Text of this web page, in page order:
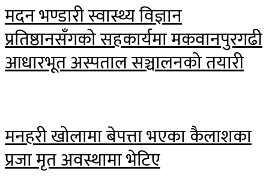
मदन भण्डारी स्वास्थ्य विज्ञान
प्रतिष्ठानसँगको सहकार्यमा मकवानपुरगढी
आधारभूत अस्पताल सञ्चालनको तयारी
मनहरी खोलामा बेपत्ता भएका कैलाशका
प्रजा मृत अवस्थामा भेटिए